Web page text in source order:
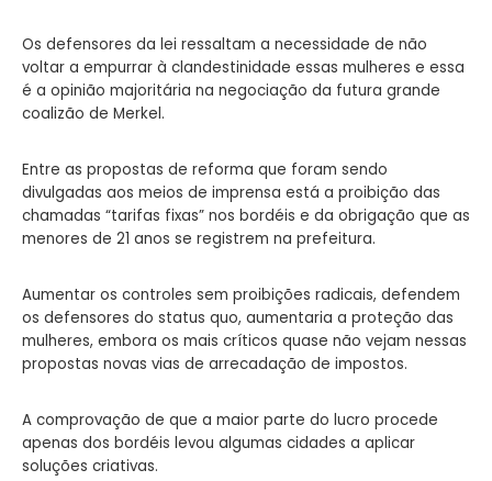
Os defensores da lei ressaltam a necessidade de não
voltar a empurrar à clandestinidade essas mulheres e essa
é a opinião majoritária na negociação da futura grande
coalizão de Merkel.
Entre as propostas de reforma que foram sendo
divulgadas aos meios de imprensa está a proibição das
chamadas “tarifas fixas” nos bordéis e da obrigação que as
menores de 21 anos se registrem na prefeitura.
Aumentar os controles sem proibições radicais, defendem
os defensores do status quo, aumentaria a proteção das
mulheres, embora os mais críticos quase não vejam nessas
propostas novas vias de arrecadação de impostos.
A comprovação de que a maior parte do lucro procede
apenas dos bordéis levou algumas cidades a aplicar
soluções criativas.